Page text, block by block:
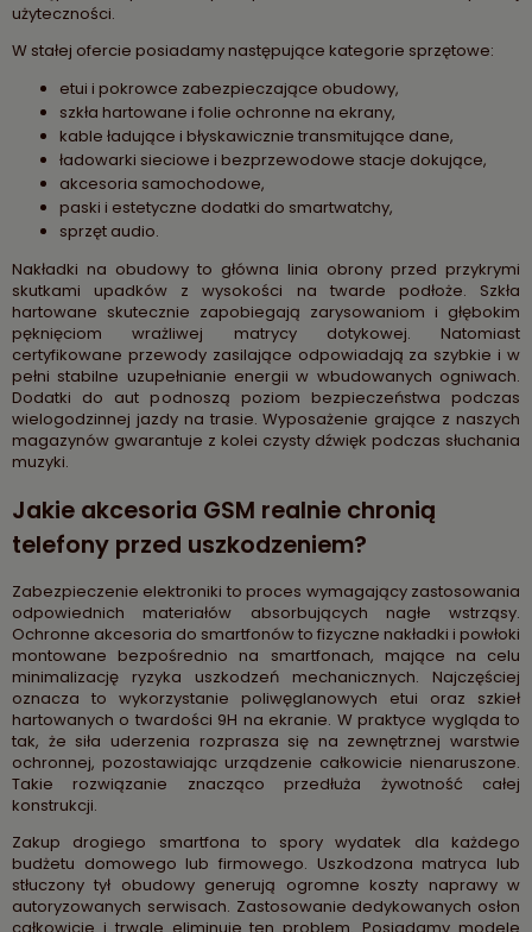
użyteczności.
W stałej ofercie posiadamy następujące kategorie sprzętowe:
etui i pokrowce zabezpieczające obudowy,
szkła hartowane i folie ochronne na ekrany,
kable ładujące i błyskawicznie transmitujące dane,
ładowarki sieciowe i bezprzewodowe stacje dokujące,
akcesoria samochodowe,
paski i estetyczne dodatki do smartwatchy,
sprzęt audio.
Nakładki na obudowy to główna linia obrony przed przykrymi
skutkami upadków z wysokości na twarde podłoże. Szkła
hartowane skutecznie zapobiegają zarysowaniom i głębokim
pęknięciom wrażliwej matrycy dotykowej. Natomiast
certyfikowane przewody zasilające odpowiadają za szybkie i w
pełni stabilne uzupełnianie energii w wbudowanych ogniwach.
Dodatki do aut podnoszą poziom bezpieczeństwa podczas
wielogodzinnej jazdy na trasie. Wyposażenie grające z naszych
magazynów gwarantuje z kolei czysty dźwięk podczas słuchania
muzyki.
Jakie akcesoria GSM realnie chronią
telefony przed uszkodzeniem?
Zabezpieczenie elektroniki to proces wymagający zastosowania
odpowiednich materiałów absorbujących nagłe wstrząsy.
Ochronne akcesoria do smartfonów to fizyczne nakładki i powłoki
montowane bezpośrednio na smartfonach, mające na celu
minimalizację ryzyka uszkodzeń mechanicznych. Najczęściej
oznacza to wykorzystanie poliwęglanowych etui oraz szkieł
hartowanych o twardości 9H na ekranie. W praktyce wygląda to
tak, że siła uderzenia rozprasza się na zewnętrznej warstwie
ochronnej, pozostawiając urządzenie całkowicie nienaruszone.
Takie rozwiązanie znacząco przedłuża żywotność całej
konstrukcji.
Zakup drogiego smartfona to spory wydatek dla każdego
budżetu domowego lub firmowego. Uszkodzona matryca lub
stłuczony tył obudowy generują ogromne koszty naprawy w
autoryzowanych serwisach. Zastosowanie dedykowanych osłon